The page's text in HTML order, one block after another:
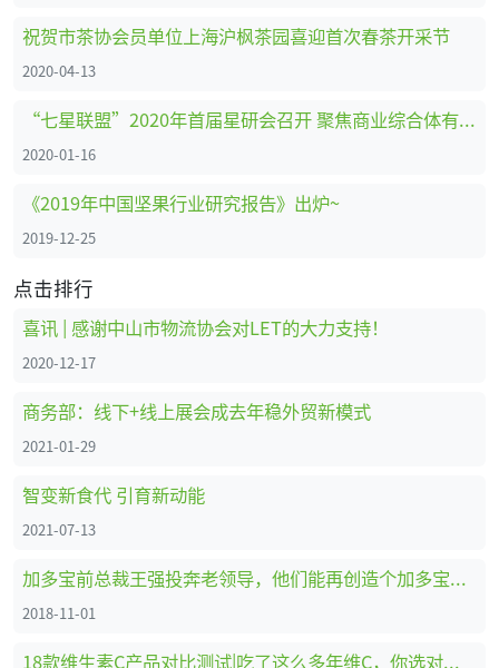
祝贺市茶协会员单位上海沪枫茶园喜迎首次春茶开采节
2020-04-13
“七星联盟”2020年首届星研会召开 聚焦商业综合体有害生物防治
2020-01-16
《2019年中国坚果行业研究报告》出炉~
2019-12-25
点击排行
喜讯 | 感谢中山市物流协会对LET的大力支持！
2020-12-17
商务部：线下+线上展会成去年稳外贸新模式
2021-01-29
智变新食代 引育新动能
2021-07-13
加多宝前总裁王强投奔老领导，他们能再创造个加多宝吗？
2018-11-01
18款维生素C产品对比测试|吃了这么多年维C，你选对了吗？